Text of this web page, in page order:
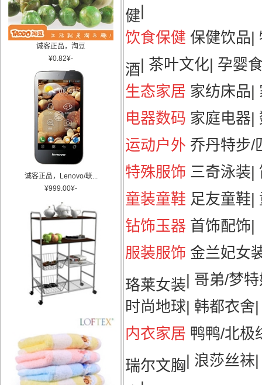
诚客正品，淘豆
¥0.82¥-
诚客正品，Lenovo/联...
¥999.00¥-
健|
饮食保健 保健饮品|
酒| 茶叶文化| 孕婴
生态家居 家纺床品|
电器数码 家庭电器|
运动户外 乔丹特步/
特殊服饰 三奇泳装|
童装童鞋 足友童鞋|
钻饰玉器 首饰配饰|
服装服饰 金兰妃女
珞莱女装| 哥弟/梦
时尚地球| 韩都衣舍|
内衣家居 鸭鸭/北极
瑞尔文胸| 浪莎丝袜